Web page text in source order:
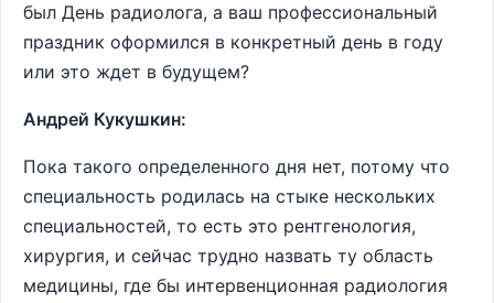
был День радиолога, а ваш профессиональный
праздник оформился в конкретный день в году
или это ждет в будущем?
Андрей Кукушкин:
Пока такого определенного дня нет, потому что
специальность родилась на стыке нескольких
специальностей, то есть это рентгенология,
хирургия, и сейчас трудно назвать ту область
медицины, где бы интервенционная радиология